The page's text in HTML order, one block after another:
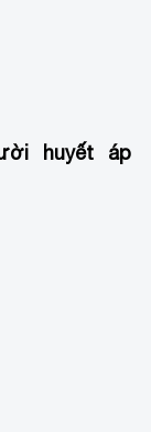
huyết áp